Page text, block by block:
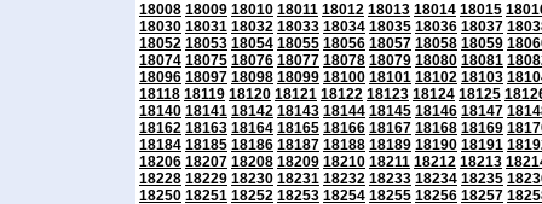
18008 18009 18010 18011 18012 18013 18014 18015
18030 18031 18032 18033 18034 18035 18036 18037
18052 18053 18054 18055 18056 18057 18058 18059
18074 18075 18076 18077 18078 18079 18080 18081
18096 18097 18098 18099 18100 18101 18102 18103
18118 18119 18120 18121 18122 18123 18124 18125
18140 18141 18142 18143 18144 18145 18146 18147
18162 18163 18164 18165 18166 18167 18168 18169
18184 18185 18186 18187 18188 18189 18190 18191
18206 18207 18208 18209 18210 18211 18212 18213
18228 18229 18230 18231 18232 18233 18234 18235
18250 18251 18252 18253 18254 18255 18256 18257